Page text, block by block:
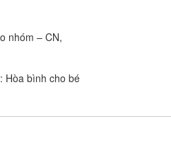
nhóm – CN,
Hòa bình cho bé